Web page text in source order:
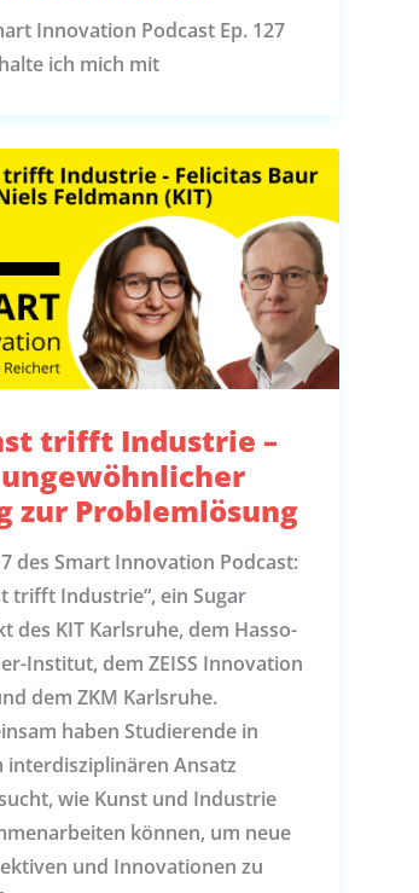
Innovation Podcast Ep. 127
ich mich mit
trifft Industrie –
zur Problemlösung
des Smart Innovation Podcast:
trifft Industrie“, ein Sugar
des KIT Karlsruhe, dem Hasso-
Institut, dem ZEISS Innovation
dem ZKM Karlsruhe.
haben Studierende in
interdisziplinären Ansatz
wie Kunst und Industrie
können, um neue
und Innovationen zu